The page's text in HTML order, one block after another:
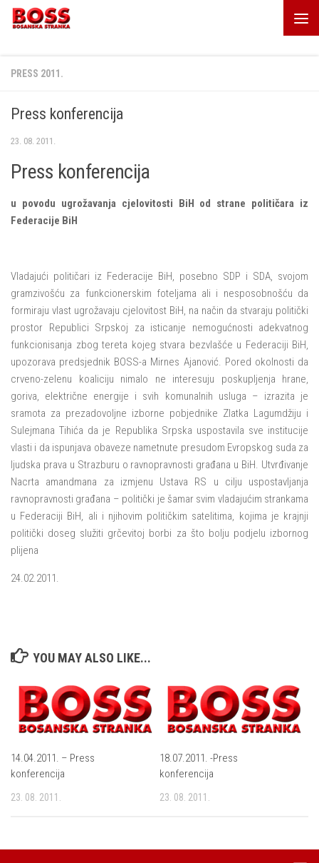
Skip to content
PRESS 2011.
Press konferencija
23. 08. 2011.
Press konferencija
u povodu ugrožavanja cjelovitosti BiH od strane političara iz
Federacije BiH
Vladajući političari iz Federacije BiH, posebno SDP i SDA, svojom
gramzivošću za funkcionerskim foteljama ali i nesposobnošću da
formiraju vlast ugrožavaju cjelovitost BiH, na način da stvaraju politički
prostor Republici Srpskoj za isticanje nemogućnosti adekvatnog
funkcionisanja zbog tereta kojeg stvara bezvlašće u Federaciji BiH,
upozorava predsjednik BOSS-a Mirnes Ajanović. Pored okolnosti da
crveno-zelenu koaliciju nimalo ne interesuju poskupljenja hrane,
goriva, električne energije i svih komunalnih usluga – izrazita je
sramota za prezadovoljne izborne pobjednike Zlatka Lagumdžiju i
Sulejmana Tihića da je Republika Srpska uspostavila sve institucije
vlasti i da ispunjava obaveze nametnute presudom Evropskog suda za
ljudska prava u Strazburu o ravnopravnosti građana u BiH. Utvrđivanje
Nacrta amandmana za izmjenu Ustava RS u cilju uspostavljanja
ravnopravnosti građana – politički je šamar svim vladajućim strankama
u Federaciji BiH, ali i njihovim političkim satelitima, kojima je krajnji
politički doseg služiti grčevitoj borbi za što bolju podjelu izbornog
plijena
24.02.2011.
YOU MAY ALSO LIKE...
14.04.2011. – Press
konferencija
23. 08. 2011.
18.07.2011. -Press
konferencija
23. 08. 2011.